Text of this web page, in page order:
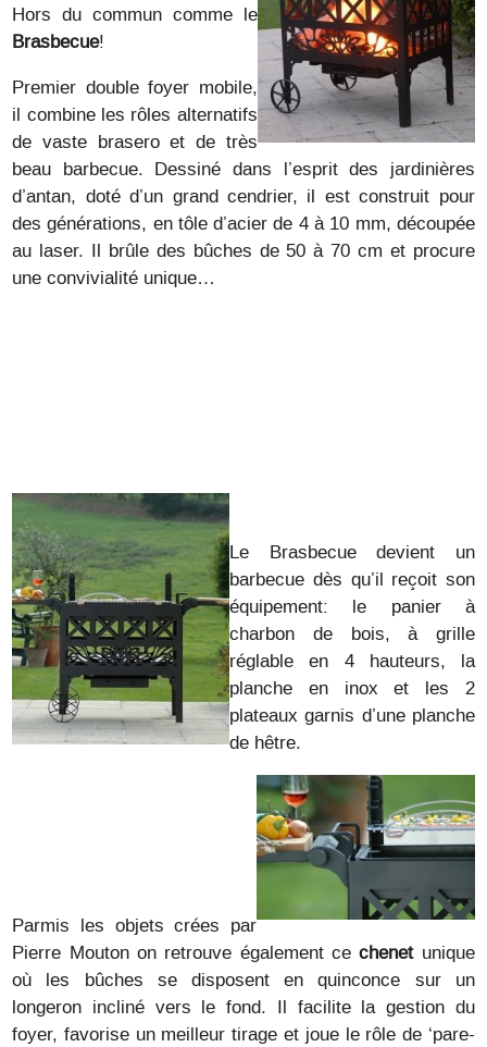
Hors du commun comme le
Brasbecue!
Premier double foyer mobile,
il combine les rôles alternatifs
de vaste brasero et de très
beau barbecue. Dessiné dans l’esprit des jardinières
d’antan, doté d’un grand cendrier, il est construit pour
des générations, en tôle d’acier de 4 à 10 mm, découpée
au laser. Il brûle des bûches de 50 à 70 cm et procure
une convivialité unique…
Le Brasbecue devient un
barbecue dès qu’il reçoit son
équipement: le panier à
charbon de bois, à grille
réglable en 4 hauteurs, la
planche en inox et les 2
plateaux garnis d’une planche
de hêtre.
Parmis les objets crées par
Pierre Mouton on retrouve également cechenetunique
où les bûches se disposent en quinconce sur un
longeron incliné vers le fond. Il facilite la gestion du
foyer, favorise un meilleur tirage et joue le rôle de ‘pare-